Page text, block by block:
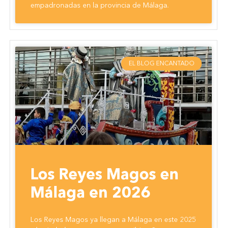
empadronadas en la provincia de Málaga.
EL BLOG ENCANTADO
Los Reyes Magos en
Málaga en 2026
Los Reyes Magos ya llegan a Málaga en este 2025